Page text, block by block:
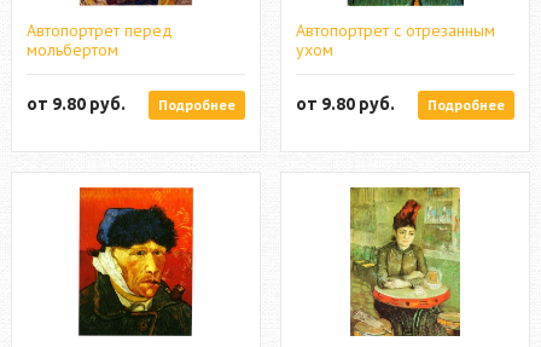
Автопортрет перед
мольбертом
от 9.80 руб. Подробнее
Автопортрет с отрезанным
ухом
от 9.80 руб. Подробнее